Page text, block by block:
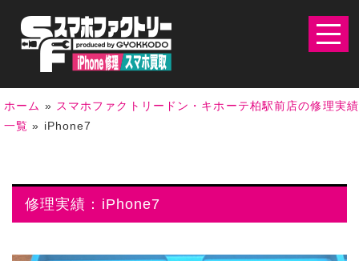
ホーム » スマホファクトリードン・キホーテ柏駅前店の修理実績
一覧 » iPhone7
修理実績：iPhone7